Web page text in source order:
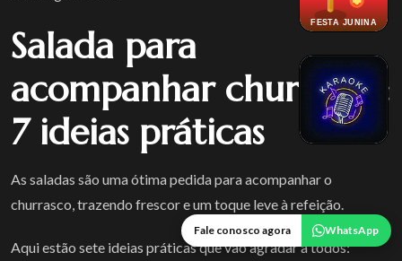
Salada para
acompanhar churrasco:
7 ideias práticas
As saladas são uma ótima pedida para acompanhar o
churrasco, trazendo frescor e um toque leve à refeição.
Aqui estão sete ideias práticas que vão agradar a todos:
Fale conosco agora WhatsApp
FESTA JUNINA